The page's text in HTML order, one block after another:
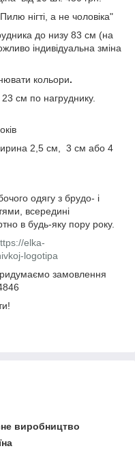
нігті, а не чоловіка"
до низу 83 см (на
індивідуальна зміна
кольори.
23 см по нагруднику.
2,5 см, 3 см або 4
одягу з брудо- і
всередині
в будь-яку пору року.
elka-
logotipa
замовлення
виробництво